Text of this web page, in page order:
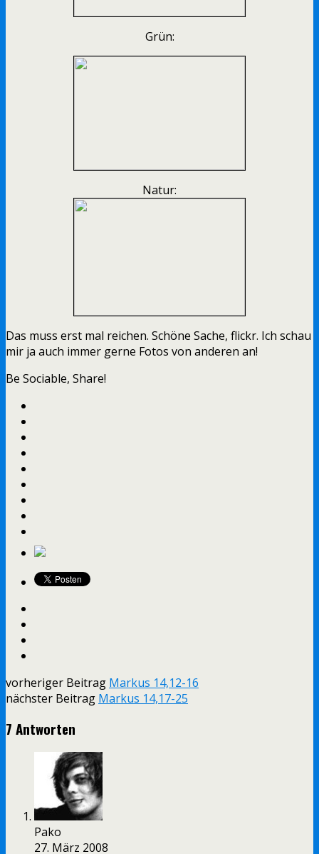
Grün:
Natur:
Das muss erst mal reichen. Schöne Sache, flickr. Ich schau
mir ja auch immer gerne Fotos von anderen an!
Be Sociable, Share!
vorheriger Beitrag Markus 14,12-16
nächster Beitrag Markus 14,17-25
7 Antworten
Pako
27. März 2008